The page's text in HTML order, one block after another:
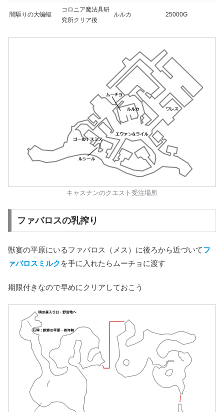
闇駆りの大蝙蝠
コロニア魔法具研
究所クリア後
ルルカ 25000G
キャスナンのクエスト受注場所
ファバロスの乳搾り
獣宴の平原にいるファバロス（メス）に後ろから近づいてフ
ァバロスミルク を手に入れたらムーチョに渡す
期限付きなので早めにクリアしておこう